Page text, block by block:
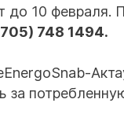
до 10 февраля.
748 1494.
за